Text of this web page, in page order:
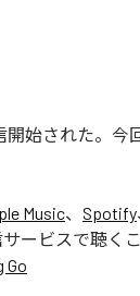
開始された。
Music、 Spotify
ービスで聴く
Go